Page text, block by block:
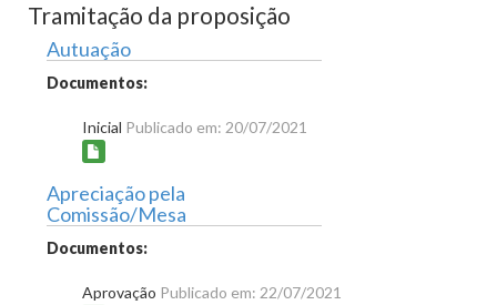
Tramitação da proposição
Autuação
Documentos:
Inicial Publicado em: 20/07/2021
Apreciação pela
Comissão/Mesa
Documentos:
Aprovação Publicado em: 22/07/2021